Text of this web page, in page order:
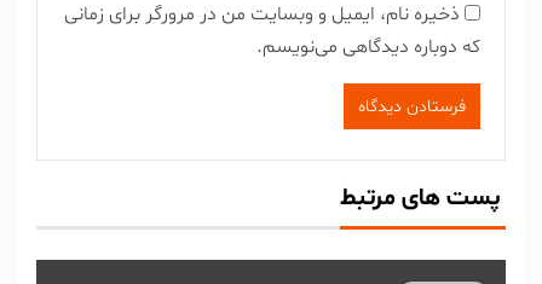
ذخیره نام، ایمیل و وبسایت من در مرورگر برای زمانی
که دوباره دیدگاهی می‌نویسم.
پست های مرتبط